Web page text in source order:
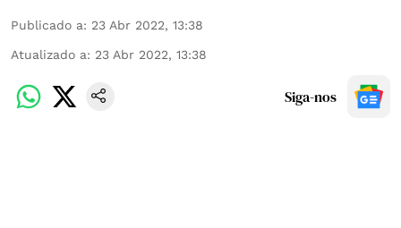
Publicado a: 23 Abr 2022, 13:38
Atualizado a: 23 Abr 2022, 13:38
Siga-nos